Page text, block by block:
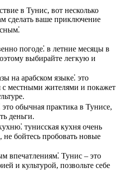
в Тунис, вот несколько
сделать ваше приключение
погоде⁚ в летние месяцы в
выбирайте легкую и
на арабском языке⁚ это
с местными жителями и покажет
это обычная практика в Тунисе,
деньги.
тунисская кухня очень
не бойтесь пробовать новые
впечатлениям⁚ Тунис – это
и культурой, позвольте себе